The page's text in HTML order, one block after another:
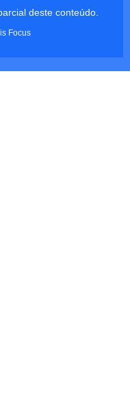
deste conteúdo.
Focus